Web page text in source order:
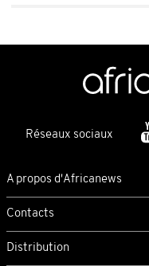
Réseaux sociaux
A propos d'Africanews
Contacts
Distribution